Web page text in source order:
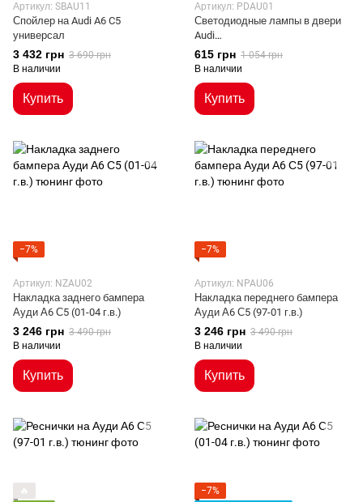
Артикул: SBAU11
Спойлер на Audi A6 C5
универсал
3 432 грн 3 690 грн
В наличии
Купить
Артикул: PDAU01
Светодиодные лампы в двери
Audi
A1/A3/A4/A5/A6/A7/A8/R8/Q3/Q
5/Q7/TT
615 грн 1 054 грн
В наличии
Купить
−7%
Артикул: NZAU02
Накладка заднего бампера
Ауди А6 С5 (01-04 г.в.)
3 246 грн 3 490 грн
В наличии
Купить
−7%
Артикул: NPAU06
Накладка переднего бампера
Ауди А6 С5 (97-01 г.в.)
3 246 грн 3 490 грн
В наличии
Купить
🔥
−7%